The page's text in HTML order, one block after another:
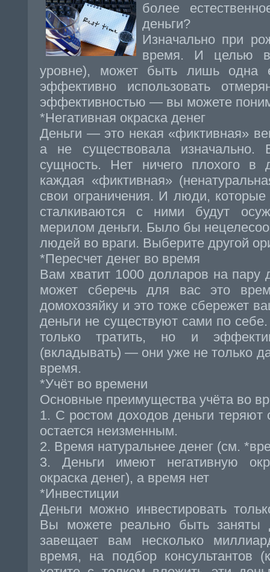
более
деньги?
Изначально при
время. И целью
уровне), может быть лишь одна
эффективно использовать
эффективностью — вы можете
*Негативная окраска денег
Деньги — это некая «фиктивная»
а не существовала
сущность. Нет ничего плохого в
каждая «фиктивная»
свои ограничения. И люди, которые
сталкиваются с ними будут
мерилом деньги. Было бы
людей во враги. Выберите другой
*Пересчет денег во время
Вам хватит 1000 долларов на пару
может сберечь для вас это
домохозяйку и это тоже сбережет
деньги не существуют сами по
только тратить, но и
(вкладывать) — они уже не только
время.
*Учёт во времени
Основные преимущества учёта во
1. С ростом доходов деньги
остается неизменным.
2. Время натуральнее денег (см.
3. Деньги имеют негативную
окраска денег), а время нет
*Инвестиции
Деньги можно инвестировать
Вы можете реально быть заняты
завещает вам несколько
время, на подбор консультантов